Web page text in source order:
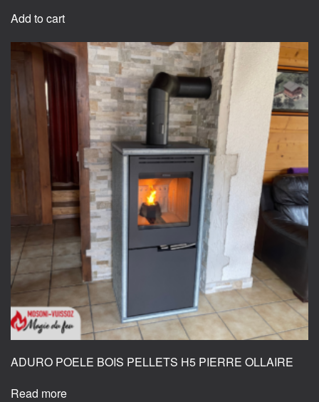
Add to cart
ADURO POELE BOIS PELLETS H5 PIERRE OLLAIRE
Read more